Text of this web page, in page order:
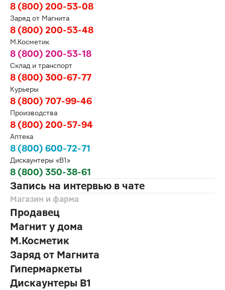
8 (800) 200-53-08
Заряд от Магнита
8 (800) 200-53-48
М.Косметик
8 (800) 200-53-18
Склад и транспорт
8 (800) 300-67-77
Курьеры
8 (800) 707-99-46
Производства
8 (800) 200-57-94
Аптека
8 (800) 600-72-71
Дискаунтеры «В1»
8 (800) 350-38-61
Запись на интервью в чате
Магазин и фарма
Продавец
Магнит у дома
М.Косметик
Заряд от Магнита
Гипермаркеты
Дискаунтеры В1